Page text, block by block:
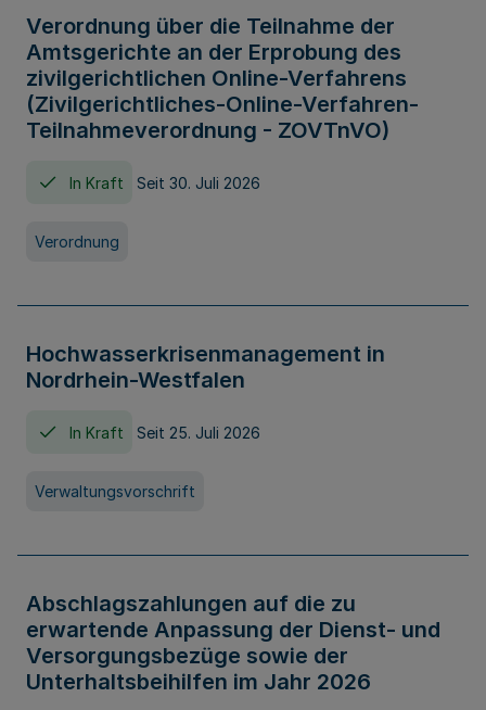
Verordnung über die Teilnahme der
Amtsgerichte an der Erprobung des
zivilgerichtlichen Online-Verfahrens
(Zivilgerichtliches-Online-Verfahren-
Teilnahmeverordnung - ZOVTnVO)
In Kraft Seit 30. Juli 2026
Verordnung
Hochwasserkrisenmanagement in
Nordrhein-Westfalen
In Kraft Seit 25. Juli 2026
Verwaltungsvorschrift
Abschlagszahlungen auf die zu
erwartende Anpassung der Dienst- und
Versorgungsbezüge sowie der
Unterhaltsbeihilfen im Jahr 2026